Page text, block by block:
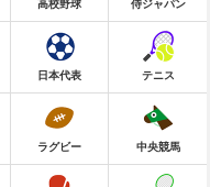
高校野球 侍ジャパン
日本代表 テニス
ラグビー 中央競馬